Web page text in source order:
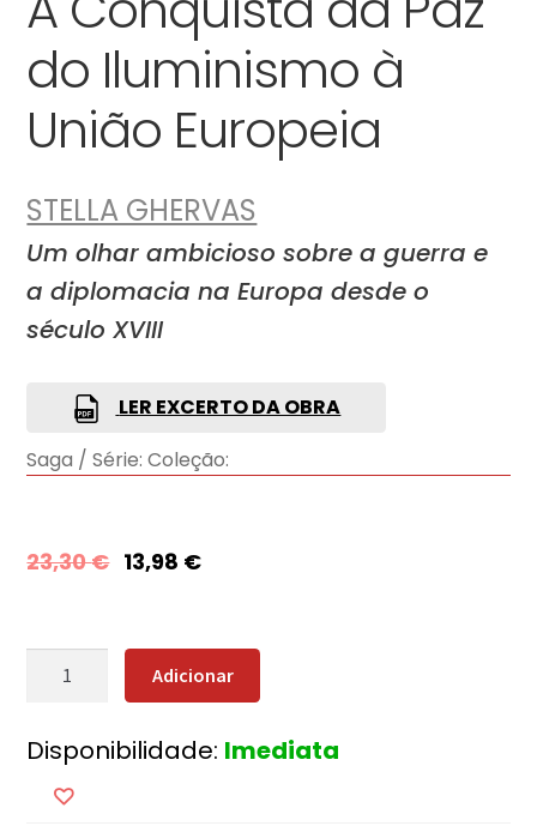
do Iluminismo à
União Europeia
STELLA GHERVAS
Um olhar ambicioso sobre a guerra e
a diplomacia na Europa desde o
século XVIII
LER EXCERTO DA OBRA
Saga / Série: Coleção:
23,30€ 13,98 €
Quantidade
Conquista
Adicionar
Disponibilidade: Imediata